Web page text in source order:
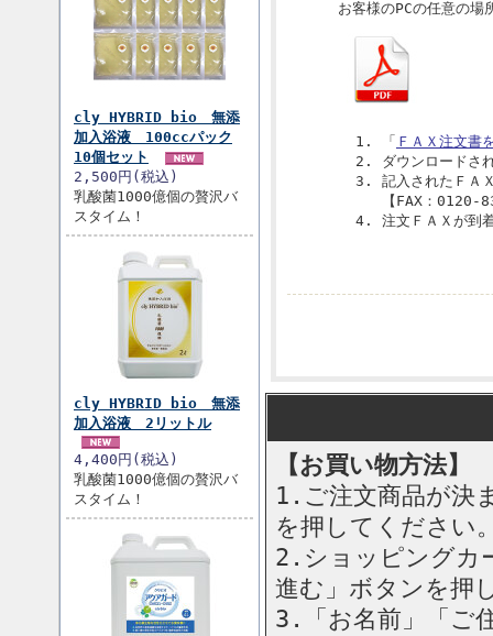
cly HYBRID bio 無添
加入浴液 100ccパック
10個セット
2,500円(税込)
乳酸菌1000億個の贅沢バ
スタイム！
cly HYBRID bio 無添
加入浴液 2リットル
4,400円(税込)
乳酸菌1000億個の贅沢バ
スタイム！
お客様のPCの任意の場
「 ＦＡＸ注文書
ダウンロードさ
記入されたＦＡ
【FAX：0120-
注文ＦＡＸが到
【お買い物方法】
1.ご注文商品が決
を押してください
2.ショッピングカ
進む」ボタンを押
3.「お名前」「ご